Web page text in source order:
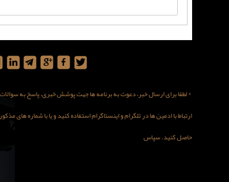
* لطفا برای ارسال خبر، دعوت به برنامه ها جهت پوشش خبری، پاسخ به سوالات
ارتباط با ادمین ها در تلگرام و اینستاگرام استفاده کنید و یا با شماره
حاصل کنید. سپاس